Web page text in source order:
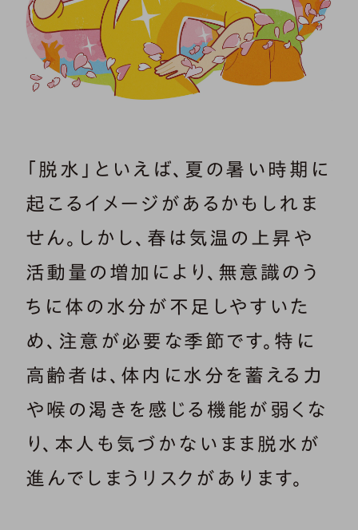
「脱水」といえば、夏の暑い時期に
起こるイメージがあるかもしれま
せん。しかし、春は気温の上昇や
活動量の増加により、無意識のう
ちに体の水分が不足しやすいた
め、注意が必要な季節です。特に
高齢者は、体内に水分を蓄える力
や喉の渇きを感じる機能が弱くな
り、本人も気づかないまま脱水が
進んでしまうリスクがあります。